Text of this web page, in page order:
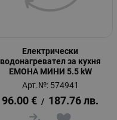
Електрически
водонагрeвател за кухня
ЕМОНА МИНИ 5.5 kW
Арт.№: 574941
96.00 € / 187.76 лв.